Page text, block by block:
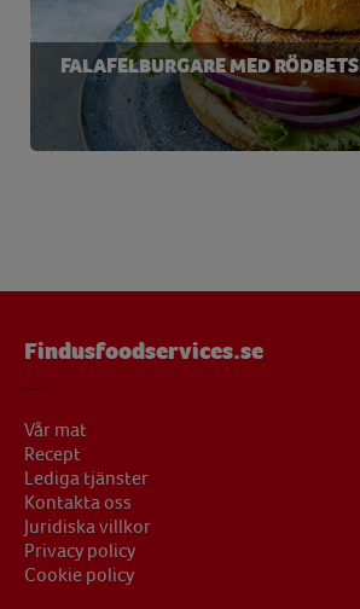
FALAFELBURGARE MED
Findusfoodservices.se
Vår mat
Recept
Lediga tjänster
Kontakta oss
Juridiska villkor
Privacy policy
Cookie policy